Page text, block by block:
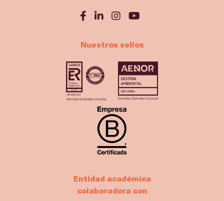
Nuestros sellos
Entidad académica
colaboradora con